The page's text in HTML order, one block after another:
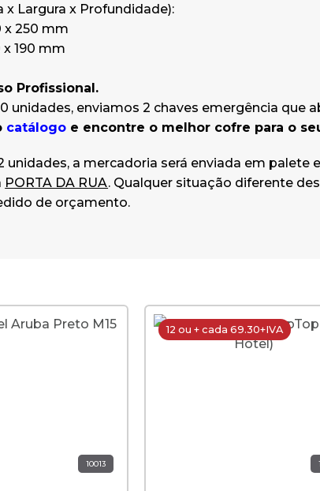
x Largura x Profundidade):
x 250 mm
190 mm
Profissional.
unidades, enviamos 2 chaves emergência que
catálogoe encontre o melhor cofre para o
unidades, a mercadoria será enviada em palete
PORTA DA RUA. Qualquer situação diferente
de orçamento.
10013
12 ou + cada 69.30+IVA